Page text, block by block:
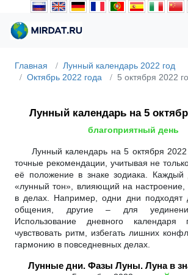
Главная
Лунный календарь 2022 год
Октябрь 2022 года
5 октября 2022
Лунный календарь на 5
благоприятный день
Лунный календарь на 5 октября
точные рекомендации, учитывая не
её положение в знаке зодиака. Каждый
«лунный тон», влияющий на настроение,
в делах. Например, одни дни подходят
общения, другие – для
Использование дневного календаря
чувствовать ритм, избегать лишних
гармонию в повседневных делах.
Лунные дни. Фазы Луны. Луна в